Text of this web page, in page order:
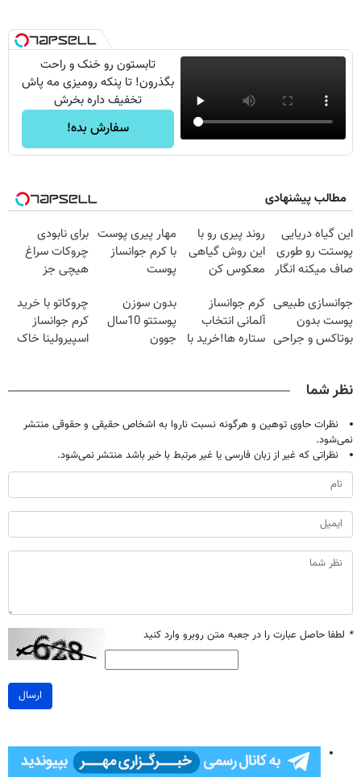
تابستون رو خنک و راحت
بگذرون! تا پنکه رومیزی مه پاش
تخفیف داره بخرش
سفارش بده!
مطالب پیشنهادی
این گیاه دریایی
پوستت رو طوری
صاف میکنه انگار
شدی🔥
روند پیری رو با
این روش گیاهی
معکوس کن
مهار پیری پوست
با کرم جوانساز
پوست
ویژه تا امشب)
برای نابودی
چروکات سراغ
هیچی جز
نرو(تخفیف40%)
جوانسازی طبیعی
پوست بدون
بوتاکس و جراحی
کرم جوانساز
آلمانی انتخاب
ستاره ها!خرید با
بدون سوزن
پوستتو 10سال
جوون
چروکاتو با خرید
کرم جوانساز
اسپیرولینا خاک
نظر شما
نظرات حاوی توهین و هرگونه نسبت ناروا به اشخاص حقیقی و حقوقی منتشر
نمی‌شود.
نظراتی که غیر از زبان فارسی یا غیر مرتبط با خبر باشد منتشر نمی‌شود.
* لطفا حاصل عبارت را در جعبه متن روبرو وارد کنید
ارسال